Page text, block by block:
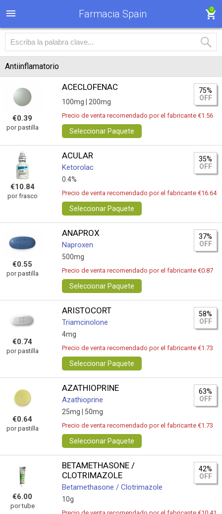
Farmacia Spain 0
Antiinflamatorio
€0.39
por pastilla
ACECLOFENAC
100mg | 200mg
75%
OFF
Precio de venta recomendado por el fabricante €1.56
Seleccionar Paquete
€10.84
por frasco
ACULAR
Ketorolac
0.4%
35%
OFF
Precio de venta recomendado por el fabricante €16.64
Seleccionar Paquete
€0.55
por pastilla
ANAPROX
Naproxen
500mg
37%
OFF
Precio de venta recomendado por el fabricante €0.87
Seleccionar Paquete
€0.74
por pastilla
ARISTOCORT
Triamcinolone
4mg
58%
OFF
Precio de venta recomendado por el fabricante €1.73
Seleccionar Paquete
€0.64
por pastilla
AZATHIOPRINE
Azathioprine
25mg | 50mg
63%
OFF
Precio de venta recomendado por el fabricante €1.73
Seleccionar Paquete
€6.00
por tube
BETAMETHASONE /
CLOTRIMAZOLE
Betamethasone / Clotrimazole
10g
42%
OFF